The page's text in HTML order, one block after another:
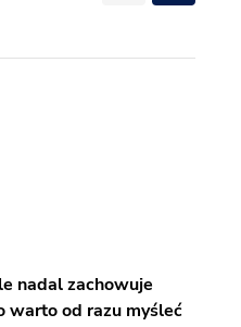
nadal zachowuje
warto od razu myśleć